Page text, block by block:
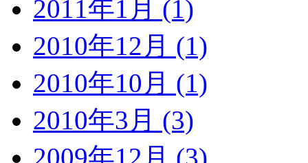
2011年1月 (1)
2010年12月 (1)
2010年10月 (1)
2010年3月 (3)
2009年12月 (3)